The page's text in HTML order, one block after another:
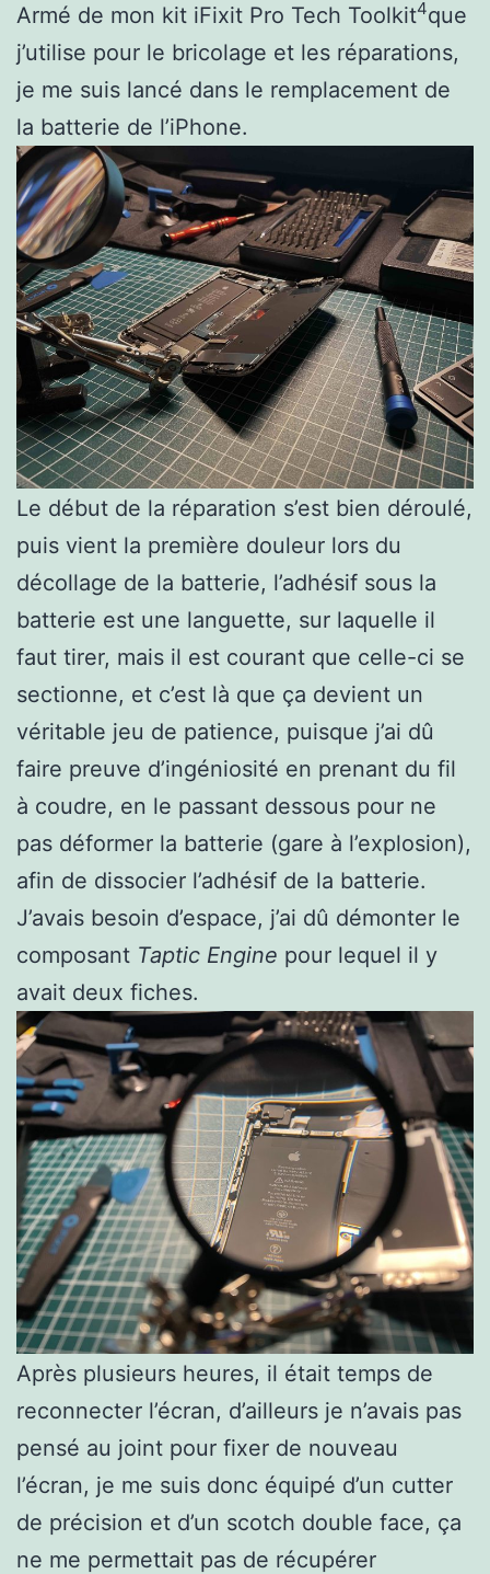
Armé de mon kit iFixit Pro Tech Toolkit4que
j’utilise pour le bricolage et les réparations,
je me suis lancé dans le remplacement de
la batterie de l’iPhone.
Le début de la réparation s’est bien déroulé,
puis vient la première douleur lors du
décollage de la batterie, l’adhésif sous la
batterie est une languette, sur laquelle il
faut tirer, mais il est courant que celle-ci se
sectionne, et c’est là que ça devient un
véritable jeu de patience, puisque j’ai dû
faire preuve d’ingéniosité en prenant du fil
à coudre, en le passant dessous pour ne
pas déformer la batterie (gare à l’explosion),
afin de dissocier l’adhésif de la batterie.
J’avais besoin d’espace, j’ai dû démonter le
composant Taptic Engine pour lequel il y
avait deux fiches.
Après plusieurs heures, il était temps de
reconnecter l’écran, d’ailleurs je n’avais pas
pensé au joint pour fixer de nouveau
l’écran, je me suis donc équipé d’un cutter
de précision et d’un scotch double face, ça
ne me permettait pas de récupérer